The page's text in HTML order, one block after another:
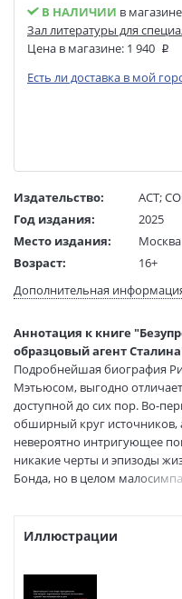
В НАЛИЧИИ в
Зал литературы для
Цена в магазине: 1 940
Есть ли доставка в мой
Издательство: АСТ;
Год издания:
2025
Место издания:
Москва
Возраст:
16+
Язык текста:
Редактор/
составитель:
Перевод:
Тип обложки:
Формат:
60х88
Размеры в мм
(ДхШхВ):
Вес:
630 гр.
Страниц:
560
Код товара:
ISBN:
Дополнительная
Аннотация к книге
образцовый агент
Подробнейшая биография
Мэтьюсом, выгодно
доступной до сих пор. Во-
обширный круг источников,
невероятно интригующее
никакие черты и эпизоды
Бонда, но в целом
— не уводятся в тень.
ПСИХОТРОПНЫХ ВЕЩЕСТВ,
Иллюстрации